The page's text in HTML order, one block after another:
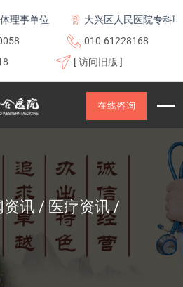
位
大兴区人民医院专科联盟及
010-61228168
[ 访问旧版 ]
在线咨询
资讯 医疗资讯